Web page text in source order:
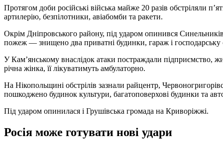
Протягом доби російські війська майже 20 разів обстріляли
артилерію, безпілотники, авіабомби та ракети.
Окрім Дніпровського району, під ударом опинився
пожеж — знищено два приватні будинки, гараж і
У Кам’янському внаслідок атаки постраждали підприємство,
річна жінка, її лікуватимуть амбулаторно.
На Нікопольщині обстрілів зазнали райцентр,
пошкоджено будинок культури, багатоповерхові будинки та
Під ударом опинилася і Грушівська громада на Криворіжжі.
Росія може готувати нові удари